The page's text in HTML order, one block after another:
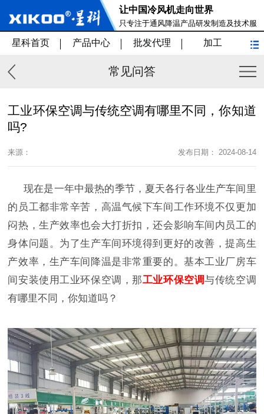
让中国冷风机走向世界
只专注于通风降温产品研发制造及技术服
务
星科首页 产品中心 批发代理 加工
常见问答
工业环保空调与传统空调有哪里不同，你知道
吗?
来源： 发布日期： 2024-08-14
现在是一年中最热的季节，夏天各行各业生产车间里
的员工都非常辛苦，高温气候下车间工作环境不仅更加
闷热，生产效率也会大打折扣，还会影响车间内员工的
身体问题。为了生产车间环境得到更好的改善，提高生
产效率，生产车间降温是非常重要的。基本工业厂房车
间安装使用工业环保空调，那工业环保空调与传统空调
有哪里不同，你知道吗？